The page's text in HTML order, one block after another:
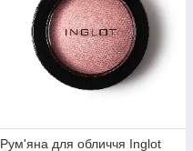
Рум'яна для обличчя Inglot